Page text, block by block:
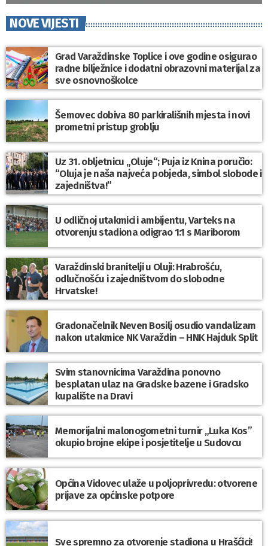
NOVE VIJESTI
Grad Varaždinske Toplice i ove godine osigurao
radne bilježnice i dodatni obrazovni materijal za
sve osnovnoškolce
Šemovec dobiva 80 parkirališnih mjesta i novi
prometni pristup groblju
Uz 31. obljetnicu „Oluje“; Puja iz Knina poručio:
“Oluja je naša najveća pobjeda, simbol slobode i
zajedništva!”
U odličnoj utakmici i ambijentu, Varteks na
otvorenju stadiona odigrao 1:1 s Mariborom
Varaždinski branitelji u Oluji: Hrabrošću,
odlučnošću i zajedništvom do slobodne
Hrvatske!
Gradonačelnik Neven Bosilj osudio vandalizam
nakon utakmice NK Varaždin – HNK Hajduk Split
Svim stanovnicima Varaždina ponovno
besplatan ulaz na Gradske bazene i Gradsko
kupalište na Dravi
Memorijalni malonogometni turnir „Luka Kos”
okupio brojne ekipe i posjetitelje u Sudovcu
Općina Vidovec ulaže u poljoprivredu: otvorene
prijave za općinske potpore
Sve spremno za otvorenje stadiona u Hrašćici!